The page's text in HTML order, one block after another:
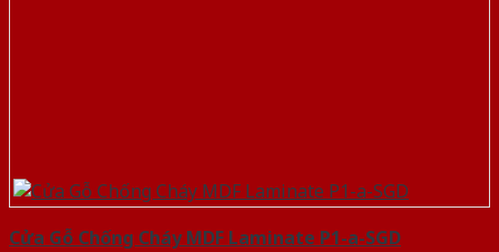
Cửa Gỗ Chống Cháy MDF Laminate P1-a-SGD